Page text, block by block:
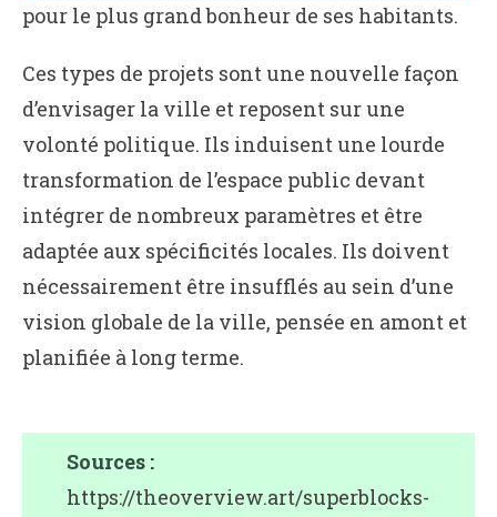
pour le plus grand bonheur de ses habitants.
Ces types de projets sont une nouvelle façon
d’envisager la ville et reposent sur une
volonté politique. Ils induisent une lourde
transformation de l’espace public devant
intégrer de nombreux paramètres et être
adaptée aux spécificités locales. Ils doivent
nécessairement être insufflés au sein d’une
vision globale de la ville, pensée en amont et
planifiée à long terme.
Sources :
https://theoverview.art/superblocks-